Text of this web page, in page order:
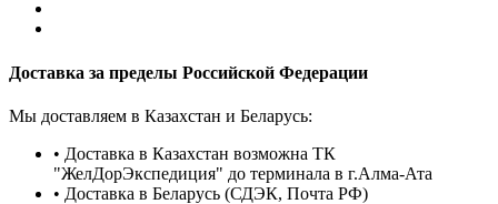
Доставка за пределы Российской Федерации
Мы доставляем в Казахстан и Беларусь:
• Доставка в Казахстан возможна ТК
"ЖелДорЭкспедиция" до терминала в г.Алма-Ата
• Доставка в Беларусь (СДЭК, Почта РФ)